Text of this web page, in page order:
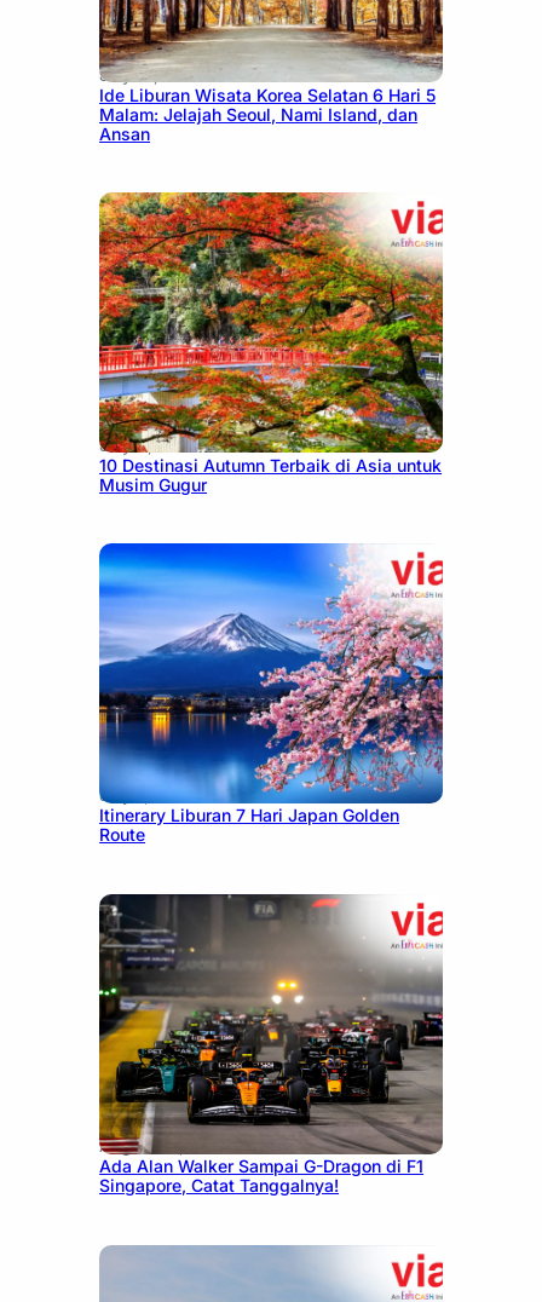
July 15, 2026
Ide Liburan Wisata Korea Selatan 6 Hari 5
Malam: Jelajah Seoul, Nami Island, dan
Ansan
July 9, 2026
10 Destinasi Autumn Terbaik di Asia untuk
Musim Gugur
July 7, 2026
Itinerary Liburan 7 Hari Japan Golden
Route
August 13, 2025
Ada Alan Walker Sampai G-Dragon di F1
Singapore, Catat Tanggalnya!